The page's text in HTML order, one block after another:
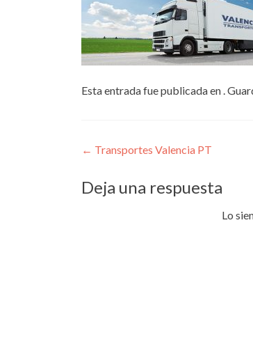
Esta entrada fue publicada en .
Navegación
de
entradas
← Transportes Valencia PT
Deja una respuesta
Lo